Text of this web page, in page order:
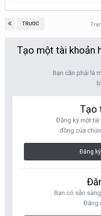
TRƯỚC
Tạo một tài khoản
Bạn cần phải là
Tạo
Đăng ký một
đồng của
Đăng
Bạn có sẵn
Đăng